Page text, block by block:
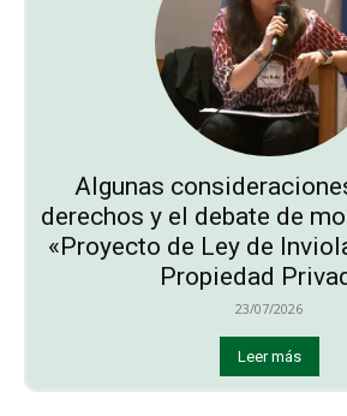
Algunas
derechos y el debate de
«Proyecto de Ley de
Propiedad
23/07/2026
Leer más